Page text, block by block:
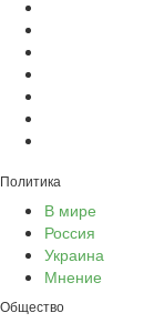
Политика
В мире
Россия
Украина
Мнение
Общество